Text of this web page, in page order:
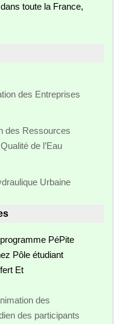
toute la France,
des Entreprises
des Ressources
de l’Eau
Urbaine
PéPite
Pôle étudiant
Et
des
des participants